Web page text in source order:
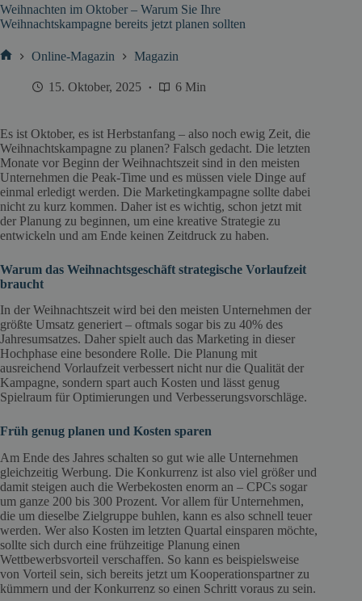
Weihnachten im Oktober – Warum Sie Ihre
Weihnachtskampagne bereits jetzt planen sollten
Online-Magazin Magazin
15. Oktober, 2025 6 Min
Es ist Oktober, es ist Herbstanfang – also noch ewig Zeit, die
Weihnachtskampagne zu planen? Falsch gedacht. Die letzten
Monate vor Beginn der Weihnachtszeit sind in den meisten
Unternehmen die Peak-Time und es müssen viele Dinge auf
einmal erledigt werden. Die Marketingkampagne sollte dabei
nicht zu kurz kommen. Daher ist es wichtig, schon jetzt mit
der Planung zu beginnen, um eine kreative Strategie zu
entwickeln und am Ende keinen Zeitdruck zu haben.
Warum das Weihnachtsgeschäft strategische Vorlaufzeit
braucht
In der Weihnachtszeit wird bei den meisten Unternehmen der
größte Umsatz generiert – oftmals sogar bis zu 40% des
Jahresumsatzes. Daher spielt auch das Marketing in dieser
Hochphase eine besondere Rolle. Die Planung mit
ausreichend Vorlaufzeit verbessert nicht nur die Qualität der
Kampagne, sondern spart auch Kosten und lässt genug
Spielraum für Optimierungen und Verbesserungsvorschläge.
Früh genug planen und Kosten sparen
Am Ende des Jahres schalten so gut wie alle Unternehmen
gleichzeitig Werbung. Die Konkurrenz ist also viel größer und
damit steigen auch die Werbekosten enorm an – CPCs sogar
um ganze 200 bis 300 Prozent. Vor allem für Unternehmen,
die um dieselbe Zielgruppe buhlen, kann es also schnell teuer
werden. Wer also Kosten im letzten Quartal einsparen möchte,
sollte sich durch eine frühzeitige Planung einen
Wettbewerbsvorteil verschaffen. So kann es beispielsweise
von Vorteil sein, sich bereits jetzt um Kooperationspartner zu
kümmern und der Konkurrenz so einen Schritt voraus zu sein.